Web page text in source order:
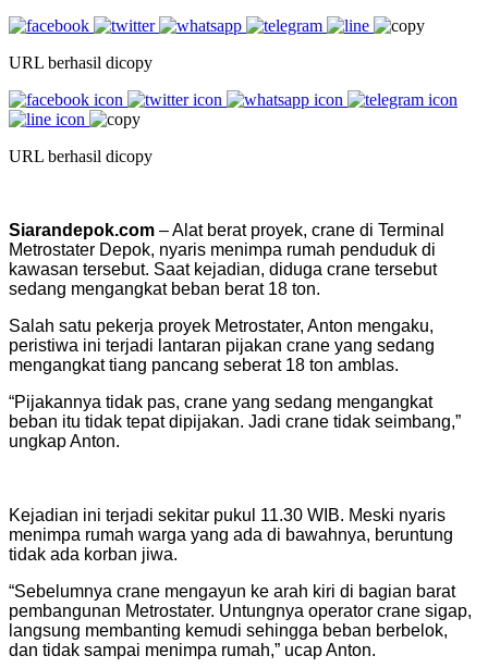
URL berhasil dicopy
URL berhasil dicopy
Siarandepok.com – Alat berat proyek, crane di Terminal
Metrostater Depok, nyaris menimpa rumah penduduk di
kawasan tersebut. Saat kejadian, diduga crane tersebut
sedang mengangkat beban berat 18 ton.
Salah satu pekerja proyek Metrostater, Anton mengaku,
peristiwa ini terjadi lantaran pijakan crane yang sedang
mengangkat tiang pancang seberat 18 ton amblas.
“Pijakannya tidak pas, crane yang sedang mengangkat
beban itu tidak tepat dipijakan. Jadi crane tidak seimbang,”
ungkap Anton.
Kejadian ini terjadi sekitar pukul 11.30 WIB. Meski nyaris
menimpa rumah warga yang ada di bawahnya, beruntung
tidak ada korban jiwa.
“Sebelumnya crane mengayun ke arah kiri di bagian barat
pembangunan Metrostater. Untungnya operator crane sigap,
langsung membanting kemudi sehingga beban berbelok,
dan tidak sampai menimpa rumah,” ucap Anton.